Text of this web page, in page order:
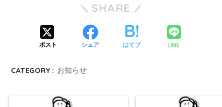
SHARE
ポスト シェア はてブ LINE
CATEGORY : お知らせ